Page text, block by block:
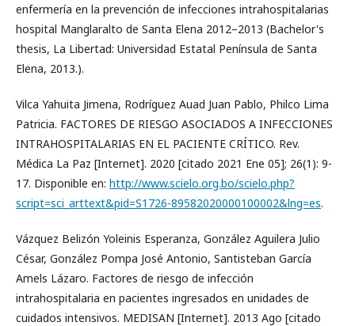
enfermería en la prevención de infecciones intrahospitalarias
hospital Manglaralto de Santa Elena 2012–2013 (Bachelor's
thesis, La Libertad: Universidad Estatal Península de Santa
Elena, 2013.).
Vilca Yahuita Jimena, Rodríguez Auad Juan Pablo, Philco Lima
Patricia. FACTORES DE RIESGO ASOCIADOS A INFECCIONES
INTRAHOSPITALARIAS EN EL PACIENTE CRÍTICO. Rev.
Médica La Paz [Internet]. 2020 [citado 2021 Ene 05]; 26(1): 9-
17. Disponible en: http://www.scielo.org.bo/scielo.php?
script=sci_arttext&pid=S1726-89582020000100002&lng=es.
Vázquez Belizón Yoleinis Esperanza, González Aguilera Julio
César, González Pompa José Antonio, Santisteban García
Amels Lázaro. Factores de riesgo de infección
intrahospitalaria en pacientes ingresados en unidades de
cuidados intensivos. MEDISAN [Internet]. 2013 Ago [citado